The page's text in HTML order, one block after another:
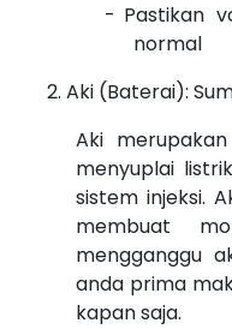
- Pastikan
normal
Aki (Baterai):
Aki
menyuplai
sistem injeksi.
membuat
mengganggu
anda prima
kapan saja.